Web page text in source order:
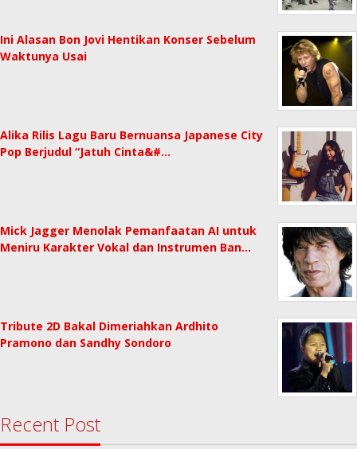
Ini Alasan Bon Jovi Hentikan Konser Sebelum
Waktunya Usai
Alika Rilis Lagu Baru Bernuansa Japanese City
Pop Berjudul “Jatuh Cinta&#…
Mick Jagger Menolak Pemanfaatan AI untuk
Meniru Karakter Vokal dan Instrumen Ban…
Tribute 2D Bakal Dimeriahkan Ardhito
Pramono dan Sandhy Sondoro
Recent Post